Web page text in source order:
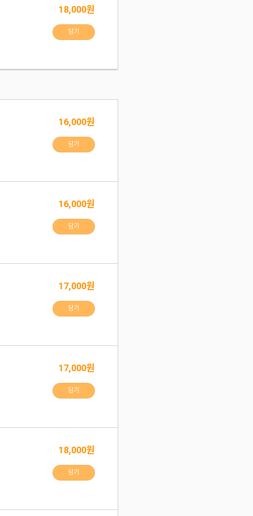
18,000원
담기
16,000원
담기
16,000원
담기
17,000원
담기
17,000원
담기
18,000원
담기